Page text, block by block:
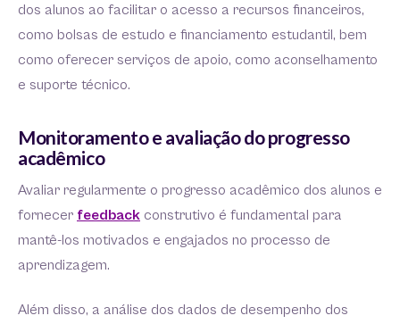
dos alunos ao facilitar o acesso a recursos financeiros,
como bolsas de estudo e financiamento estudantil, bem
como oferecer serviços de apoio, como aconselhamento
e suporte técnico.
Monitoramento e avaliação do progresso
acadêmico
Avaliar regularmente o progresso acadêmico dos alunos e
fornecer feedback construtivo é fundamental para
mantê-los motivados e engajados no processo de
aprendizagem.
Além disso, a análise dos dados de desempenho dos